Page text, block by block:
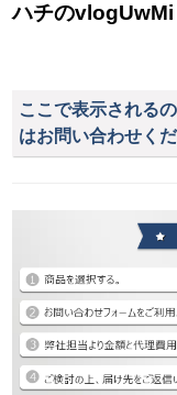
ハチのvlogUwMi
ここで表示される
はお問い合わせくだ